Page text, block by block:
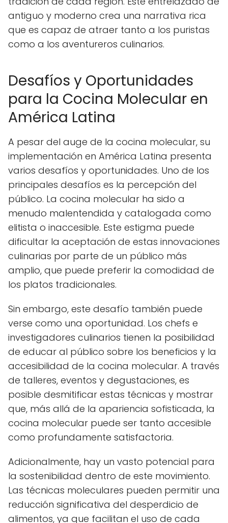
antiguo y moderno crea una narrativa rica
que es capaz de atraer tanto a los puristas
como a los aventureros culinarios.
Desafíos y Oportunidades
para la Cocina Molecular en
América Latina
A pesar del auge de la cocina molecular, su
implementación en América Latina presenta
varios desafíos y oportunidades. Uno de los
principales desafíos es la percepción del
público. La cocina molecular ha sido a
menudo malentendida y catalogada como
elitista o inaccesible. Este estigma puede
dificultar la aceptación de estas innovaciones
culinarias por parte de un público más
amplio, que puede preferir la comodidad de
los platos tradicionales.
Sin embargo, este desafío también puede
verse como una oportunidad. Los chefs e
investigadores culinarios tienen la posibilidad
de educar al público sobre los beneficios y la
accesibilidad de la cocina molecular. A través
de talleres, eventos y degustaciones, es
posible desmitificar estas técnicas y mostrar
que, más allá de la apariencia sofisticada, la
cocina molecular puede ser tanto accesible
como profundamente satisfactoria.
Adicionalmente, hay un vasto potencial para
la sostenibilidad dentro de este movimiento.
Las técnicas moleculares pueden permitir una
reducción significativa del desperdicio de
alimentos, ya que facilitan el uso de cada